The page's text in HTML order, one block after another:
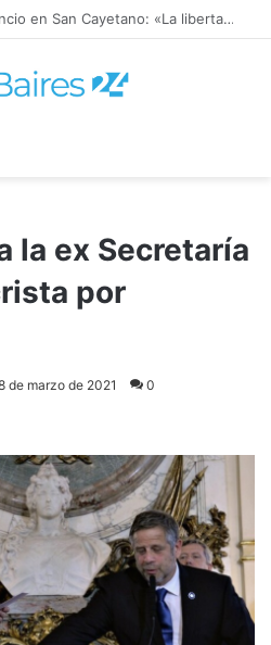
La Iglesia rompe el silencio en San Cayetano: «La libertad económica no puede ser absoluta»
la ex Secretaría
por
de marzo de 2021 0